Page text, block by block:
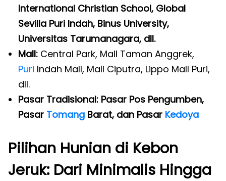
International Christian School, Global
Sevilla Puri Indah, Binus University,
Universitas Tarumanagara, dll.
Mall: Central Park, Mall Taman Anggrek,
Puri Indah Mall, Mall Ciputra, Lippo Mall Puri,
dll.
Pasar Tradisional: Pasar Pos Pengumben,
Pasar Tomang Barat, dan Pasar Kedoya
Pilihan Hunian di Kebon
Jeruk: Dari Minimalis Hingga